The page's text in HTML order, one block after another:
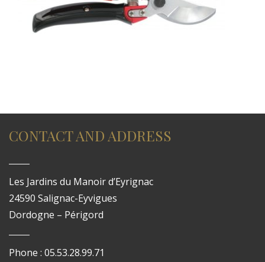
CONTACT AND ADDRESS
Les Jardins du Manoir d’Eyrignac
24590 Salignac-Eyvigues
Dordogne – Périgord
Phone : 05.53.28.99.71